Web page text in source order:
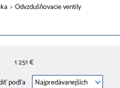
> Odvzdušňovacie ventily
1 251 €
podľa